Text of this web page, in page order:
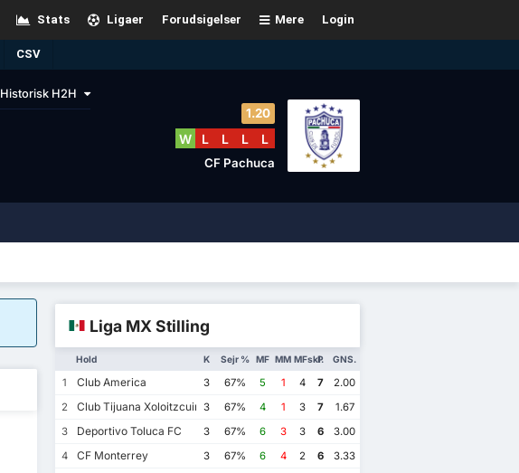
Login
Mere
Forudsigelser
Ligaer
Stats
CSV
Historisk H2H
1.20
W L L L L
CF Pachuca
Liga MX Stilling
Hold K Sejr % MF MM MFskl.
P GNS.
1 Club America 3 67% 5 1 4 7
2.00
2
Club Tijuana Xoloitzcuintles de Caliente
3 67% 4 1 3 7
1.67
3
Deportivo Toluca FC 3 67% 6 3 3 6
3.00
4
CF Monterrey 3 67% 6 4 2 6
3.33